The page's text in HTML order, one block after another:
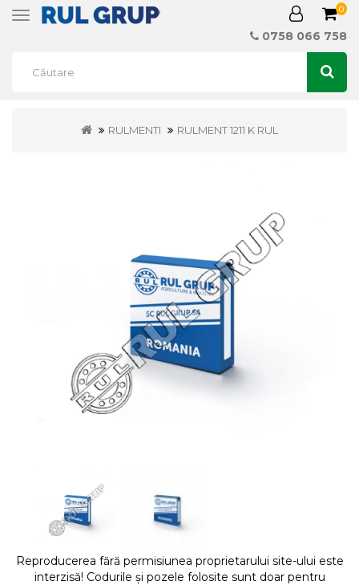
Toggle
0
0758 066 758
RULMENTI RULMENT 1211 K RUL
Reproducerea fără permisiunea proprietarului site-ului este
interzisă! Codurile și pozele folosite sunt doar pentru